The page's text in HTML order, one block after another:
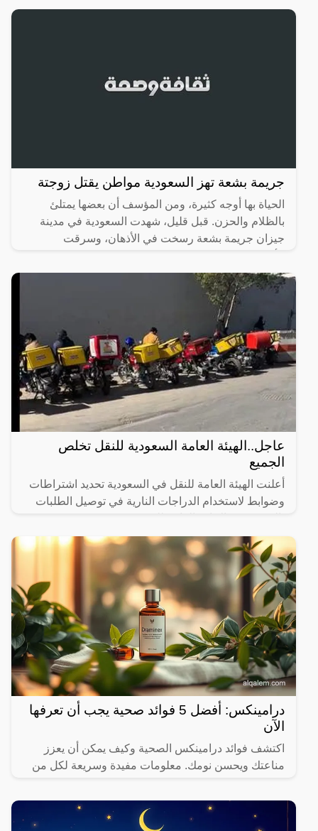
رقصها والميكاج الذي
جريمة بشعة تهز السعودية مواطن يقتل زوجتة
الحياة بها أوجه كثيرة، ومن المؤسف أن بعضها يمتلئ
بالظلام والحزن. قبل قليل، شهدت السعودية في مدينة
جيزان جريمة بشعة رسخت في الأذهان، وسرقت
عاجل..الهيئة العامة السعودية للنقل تخلص
الجميع
أعلنت الهيئة العامة للنقل في السعودية تحديد اشتراطات
وضوابط لاستخدام الدراجات النارية في توصيل الطلبات
درامينكس: أفضل 5 فوائد صحية يجب أن تعرفها
الآن
اكتشف فوائد درامينكس الصحية وكيف يمكن أن يعزز
مناعتك ويحسن نومك. معلومات مفيدة وسريعة لكل من